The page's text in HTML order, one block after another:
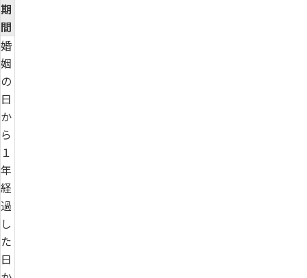
期
間
婚
姻
の
日
か
ら
１
年
経
過
し
た
日